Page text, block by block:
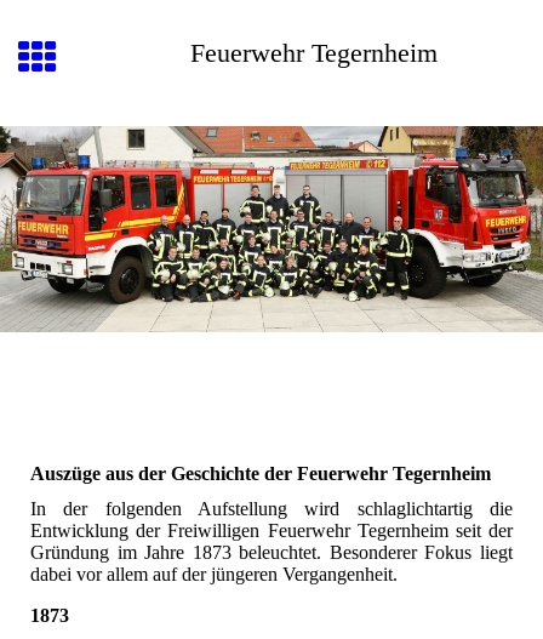
Feuerwehr Tegernheim
Auszüge aus der Geschichte der Feuerwehr Tegernheim
In der folgenden Aufstellung wird schlaglichtartig die
Entwicklung der Freiwilligen Feuerwehr Tegernheim seit der
Gründung im Jahre 1873 beleuchtet. Besonderer Fokus liegt
dabei vor allem auf der jüngeren Vergangenheit.
1873